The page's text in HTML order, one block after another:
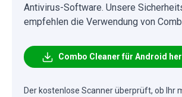
Antivirus-Software. Unsere
empfehlen die Verwendung von
Combo Cleaner für Android
Der kostenlose Scanner überprüft, ob Ihr